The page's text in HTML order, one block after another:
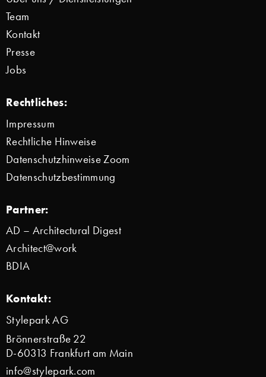
Team
Kontakt
Presse
Jobs
Rechtliches:
Impressum
Rechtliche Hinweise
Datenschutzhinweise Zoom
Datenschutzbestimmung
Partner:
AD – Architectural Digest
Architect@work
BDIA
Kontakt:
Stylepark AG
Brönnerstraße 22
D-60313 Frankfurt am Main
info@stylepark.com